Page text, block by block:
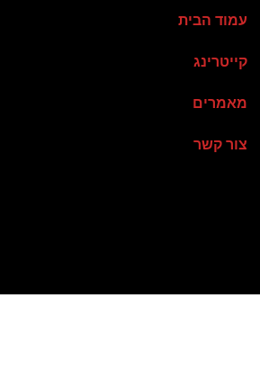
עמוד הבית
קייטרינג
מאמרים
צור קשר